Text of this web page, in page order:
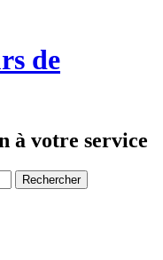
de
à votre service